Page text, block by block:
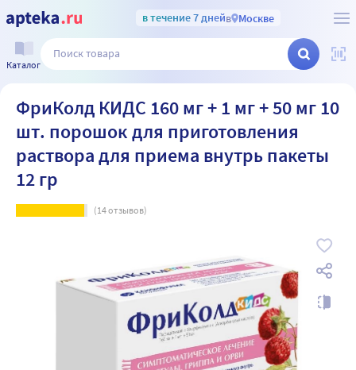
в течение 7 днейв Москве
Каталог
ФриКолд КИДС 160 мг + 1 мг + 50 мг 10
шт. порошок для приготовления
раствора для приема внутрь пакеты
12 гр
(14отзывов)